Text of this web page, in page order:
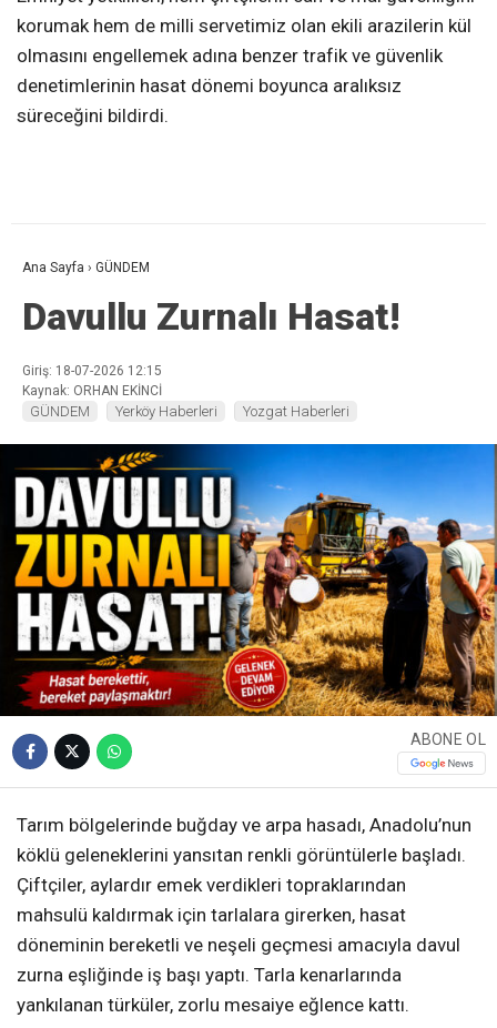
korumak hem de milli servetimiz olan ekili arazilerin kül
olmasını engellemek adına benzer trafik ve güvenlik
denetimlerinin hasat dönemi boyunca aralıksız
süreceğini bildirdi.
Ana Sayfa › GÜNDEM
Davullu Zurnalı Hasat!
Giriş: 18-07-2026 12:15
Kaynak: ORHAN EKİNCİ
GÜNDEM Yerköy Haberleri Yozgat Haberleri
ABONE OL
Tarım bölgelerinde buğday ve arpa hasadı, Anadolu’nun
köklü geleneklerini yansıtan renkli görüntülerle başladı.
Çiftçiler, aylardır emek verdikleri topraklarından
mahsulü kaldırmak için tarlalara girerken, hasat
döneminin bereketli ve neşeli geçmesi amacıyla davul
zurna eşliğinde iş başı yaptı. Tarla kenarlarında
yankılanan türküler, zorlu mesaiye eğlence kattı.